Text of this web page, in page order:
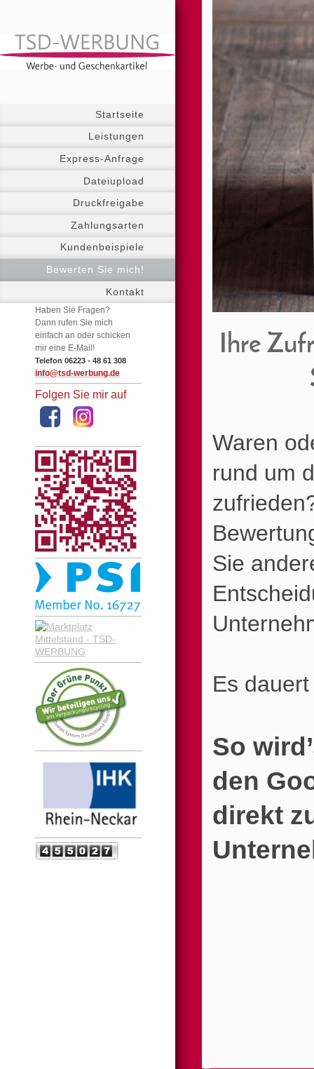
Startseite
Leistungen
Express-Anfrage
Dateiupload
Druckfreigabe
Zahlungsarten
Kundenbeispiele
Bewerten Sie mich!
Kontakt
Haben Sie Fragen?
Dann rufen Sie mich
einfach an oder schicken
mir eine E-Mail!
Telefon 06223 - 48 61 308
info@tsd-werbung.de
Folgen Sie mir auf
Ihre
Waren
rund um
Sie
Es
So
den
direkt